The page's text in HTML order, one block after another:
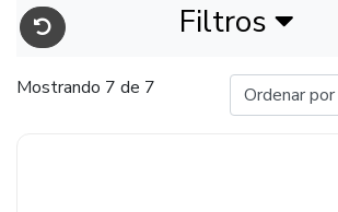
Filtros
Mostrando 7 de 7